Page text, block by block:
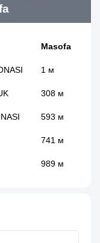
Masofa
1 м
308 м
593 м
741 м
989 м